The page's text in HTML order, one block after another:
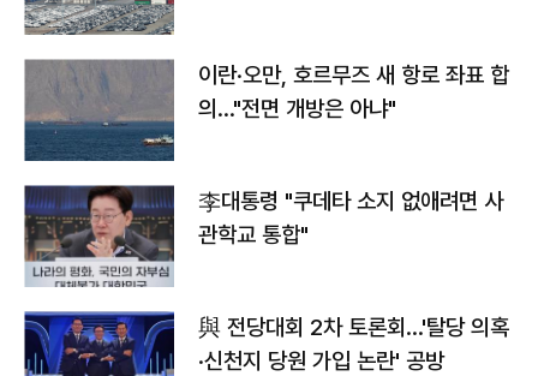
이란·오만, 호르무즈 새 항로 좌표 합
의…"전면 개방은 아냐"
李대통령 "쿠데타 소지 없애려면 사
관학교 통합"
與 전당대회 2차 토론회…'탈당 의혹
·신천지 당원 가입 논란' 공방